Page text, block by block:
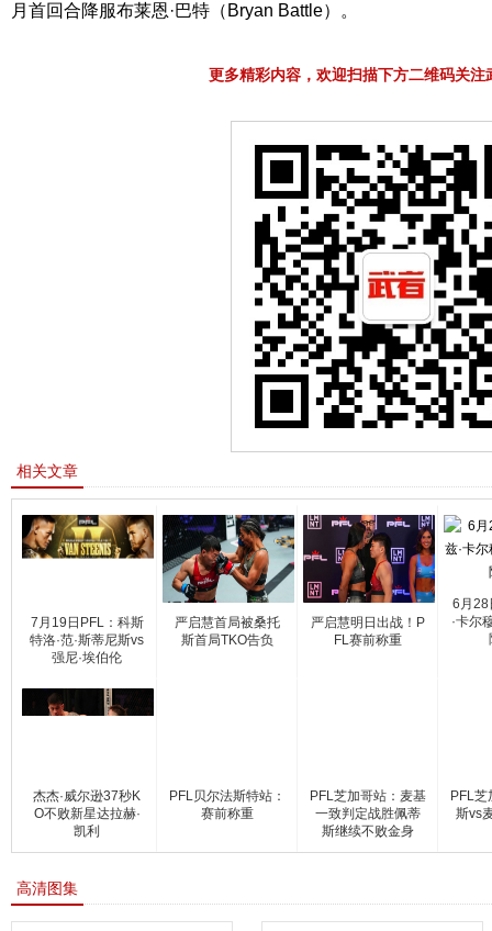
月首回合降服布莱恩·巴特（Bryan Battle）。
更多精彩内容，欢迎扫描下方二维码关注
相关文章
7月19日PFL：科斯
特洛·范·斯蒂尼斯vs
强尼·埃伯伦
严启慧首局被桑托
斯首局TKO告负
严启慧明日出战！P
FL赛前称重
6月28
·卡尔
杰杰·威尔逊37秒K
O不败新星达拉赫·
凯利
PFL贝尔法斯特站：
赛前称重
PFL芝加哥站：麦基
一致判定战胜佩蒂
斯继续不败金身
PFL芝
斯vs
高清图集